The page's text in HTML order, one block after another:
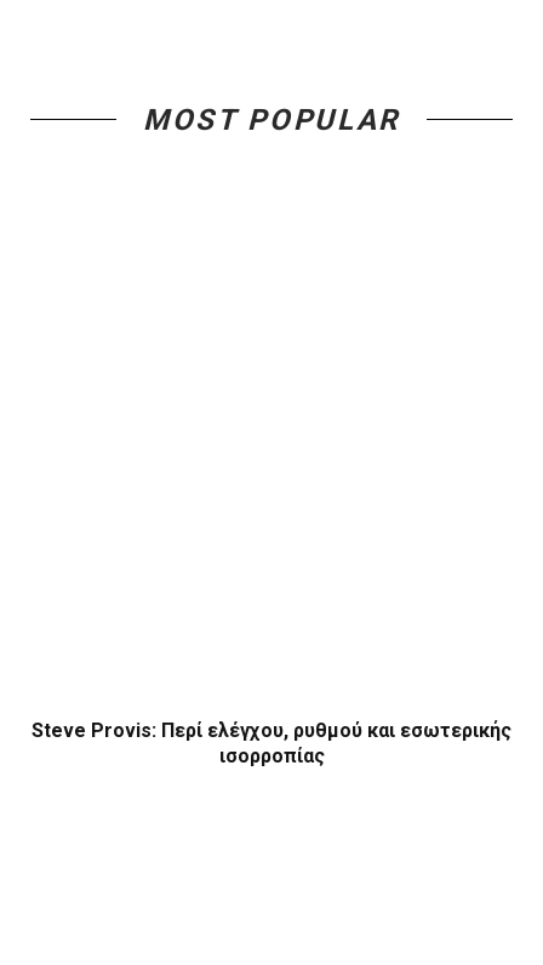
MOST POPULAR
Steve Provis: Περί ελέγχου, ρυθμού και εσωτερικής
ισορροπίας